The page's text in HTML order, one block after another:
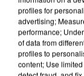
profiles for
advertising;
performance;
of data from
profiles to
content; Use